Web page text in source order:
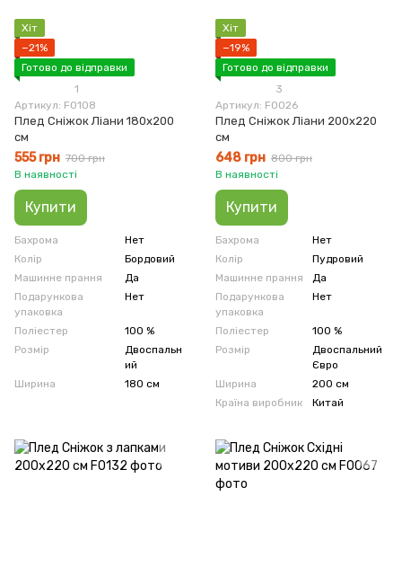
Хіт
−21%
Готово до відправки
1
Артикул: F0108
Плед Сніжок Ліани 180x200
см
555 грн 700 грн
В наявності
Купити
Бахрома
Нет
Колір
Бордовий
Машинне прання
Да
Подарункова
упаковка
Нет
Поліестер
100 %
Розмір
Двоспальн
ий
Ширина
180 см
Хіт
−19%
Готово до відправки
3
Артикул: F0026
Плед Сніжок Ліани 200x220
см
648 грн 800 грн
В наявності
Купити
Бахрома
Нет
Колір
Пудровий
Машинне прання
Да
Подарункова
упаковка
Нет
Поліестер
100 %
Розмір
Двоспальний
Євро
Ширина
200 см
Країна виробник
Китай